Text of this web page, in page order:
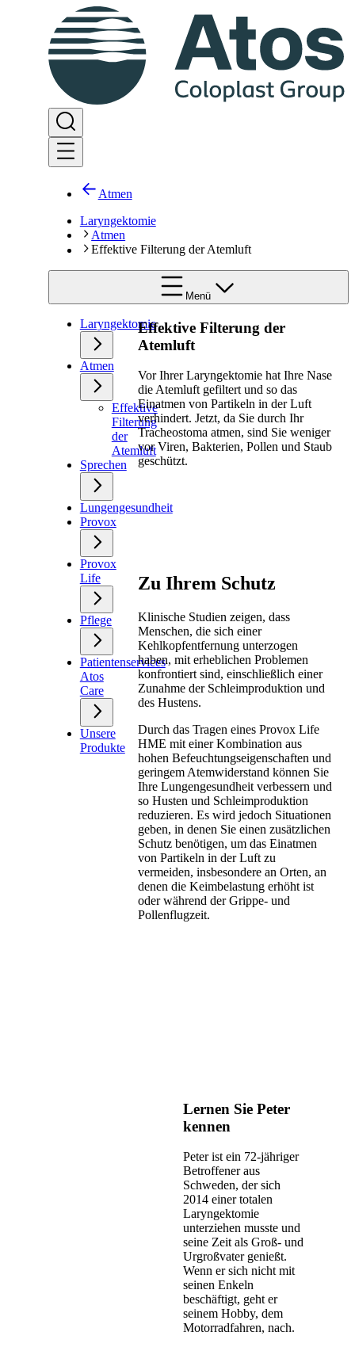
Atmen
Laryngektomie
Atmen
Effektive Filterung der Atemluft
Menü
Laryngektomie
Atmen
Effektive
Filterung
der
Atemluft
Sprechen
Lungengesundheit
Provox
Provox
Life
Pflege
Patientenservices
Atos
Care
Unsere
Produkte
Effektive Filterung der
Atemluft
Vor Ihrer Laryngektomie hat Ihre Nase
die Atemluft gefiltert und so das
Einatmen von Partikeln in der Luft
verhindert. Jetzt, da Sie durch Ihr
Tracheostoma atmen, sind Sie weniger
vor Viren, Bakterien, Pollen und Staub
geschützt.
Zu Ihrem Schutz
Klinische Studien zeigen, dass
Menschen, die sich einer
Kehlkopfentfernung unterzogen
haben, mit erheblichen Problemen
konfrontiert sind, einschließlich einer
Zunahme der Schleimproduktion und
des Hustens.
Durch das Tragen eines Provox Life
HME mit einer Kombination aus
hohen Befeuchtungseigenschaften und
geringem Atemwiderstand können Sie
Ihre Lungengesundheit verbessern und
so Husten und Schleimproduktion
reduzieren. Es wird jedoch Situationen
geben, in denen Sie einen zusätzlichen
Schutz benötigen, um das Einatmen
von Partikeln in der Luft zu
vermeiden, insbesondere an Orten, an
denen die Keimbelastung erhöht ist
oder während der Grippe- und
Pollenflugzeit.
Lernen Sie Peter
kennen
Peter ist ein 72-jähriger
Betroffener aus
Schweden, der sich
2014 einer totalen
Laryngektomie
unterziehen musste und
seine Zeit als Groß- und
Urgroßvater genießt.
Wenn er sich nicht mit
seinen Enkeln
beschäftigt, geht er
seinem Hobby, dem
Motorradfahren, nach.